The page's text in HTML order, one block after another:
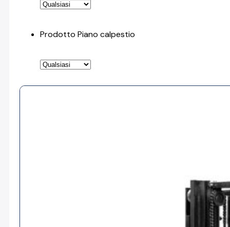
Prodotto Piano calpestio